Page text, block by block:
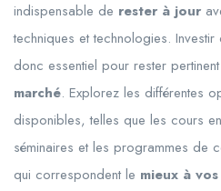
indispensable de rester à jour
techniques et technologies. Investir
donc essentiel pour rester
marché. Explorez les différentes
disponibles, telles que les cours
séminaires et les programmes de
qui correspondent le mieux à